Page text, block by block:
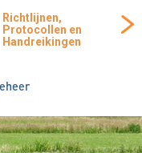
Richtlijnen,
Protocollen en
Handreikingen